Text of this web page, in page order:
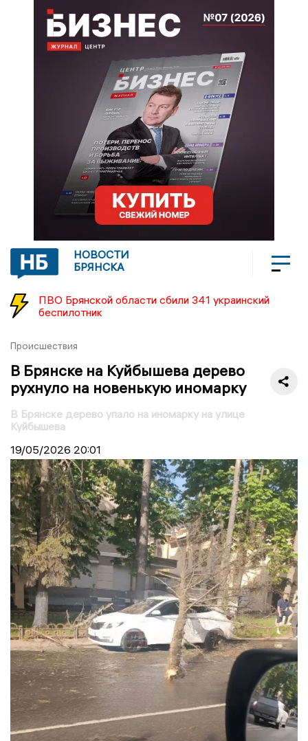
НОВОСТИ
БРЯНСКА
ПВО Брянской области сбили 341 украинский
беспилотник
Происшествия
В Брянске на Куйбышева дерево
рухнуло на новенькую иномарку
В Брянске дерево упало на иномарку на улице
Куйбышева
19/05/2026 20:01